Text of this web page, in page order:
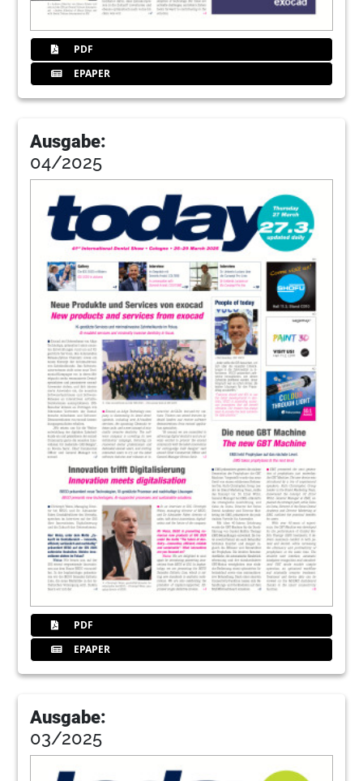
PDF
EPAPER
Ausgabe:
04/2025
PDF
EPAPER
Ausgabe:
03/2025